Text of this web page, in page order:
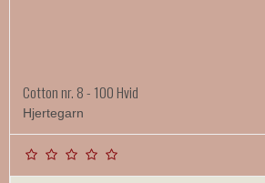
Cotton nr. 8 - 100 Hvid
Hjertegarn